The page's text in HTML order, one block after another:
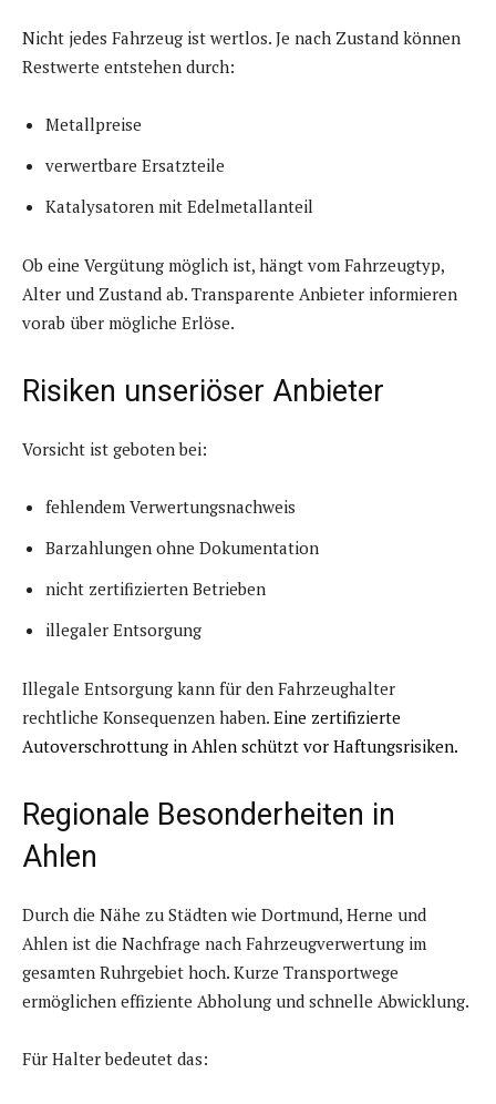
Nicht jedes Fahrzeug ist wertlos. Je nach Zustand können
Restwerte entstehen durch:
Metallpreise
verwertbare Ersatzteile
Katalysatoren mit Edelmetallanteil
Ob eine Vergütung möglich ist, hängt vom Fahrzeugtyp,
Alter und Zustand ab. Transparente Anbieter informieren
vorab über mögliche Erlöse.
Risiken unseriöser Anbieter
Vorsicht ist geboten bei:
fehlendem Verwertungsnachweis
Barzahlungen ohne Dokumentation
nicht zertifizierten Betrieben
illegaler Entsorgung
Illegale Entsorgung kann für den Fahrzeughalter
rechtliche Konsequenzen haben. Eine zertifizierte
Autoverschrottung in Ahlen schützt vor Haftungsrisiken.
Regionale Besonderheiten in
Ahlen
Durch die Nähe zu Städten wie Dortmund, Herne und
Ahlen ist die Nachfrage nach Fahrzeugverwertung im
gesamten Ruhrgebiet hoch. Kurze Transportwege
ermöglichen effiziente Abholung und schnelle Abwicklung.
Für Halter bedeutet das: